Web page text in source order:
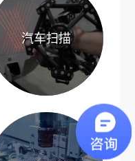
汽车扫描